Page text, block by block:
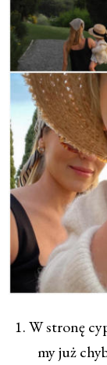
1. W stronę
my już